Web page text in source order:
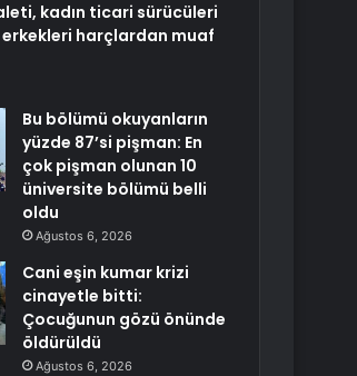
kadın ticari sürücüleri
erkekleri harçlardan muaf
Bu bölümü okuyanların
yüzde 87’si pişman: En
çok pişman olunan 10
üniversite bölümü belli
oldu
Ağustos 6, 2026
Cani eşin kumar krizi
cinayetle bitti:
Çocuğunun gözü önünde
öldürüldü
Ağustos 6, 2026